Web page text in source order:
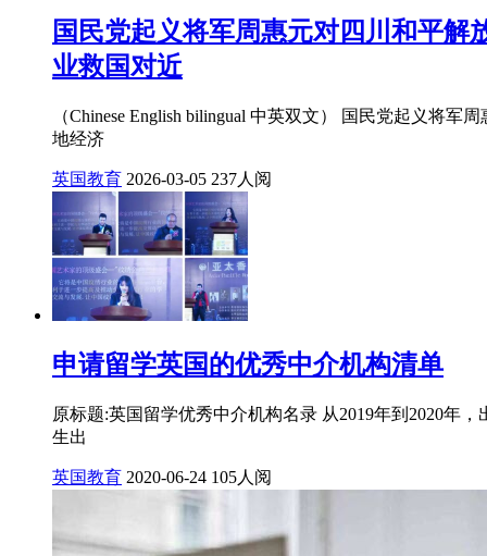
国民党起义将军周惠元对四川和平解
业救国对近
（Chinese English bilingual 中英双文） 国民党起义将
地经济
英国教育 2026-03-05 237人阅
申请留学英国的优秀中介机构清单
原标题:英国留学优秀中介机构名录 从2019年到2020年
生出
英国教育 2020-06-24 105人阅